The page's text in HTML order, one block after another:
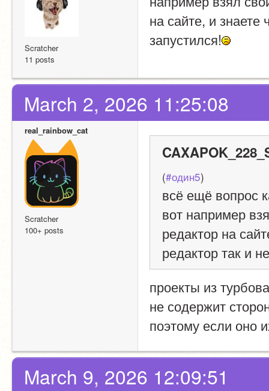
Scratcher
11 posts
на сайте, и
запустился!
March 2, 2026 11:25:08
real_rainbow_cat
Scratcher
100+ posts
(#один5)
всё ещё вопрос
вот например
редактор на
редактор так и
проекты из
не содержит
поэтому если оно
March 9, 2026 12:09:51